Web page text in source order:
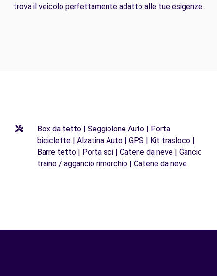
trova il veicolo perfettamente adatto alle tue esigenze.
Box da tetto | Seggiolone Auto | Porta
biciclette | Alzatina Auto | GPS | Kit trasloco |
Barre tetto | Porta sci | Catene da neve | Gancio
traino / aggancio rimorchio | Catene da neve